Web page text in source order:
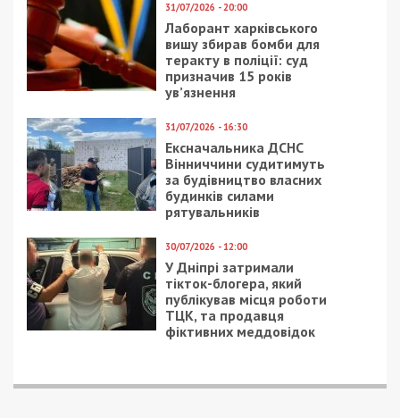
31/07/2026 - 20:00
Лаборант харківського
вишу збирав бомби для
теракту в поліції: суд
призначив 15 років
ув’язнення
31/07/2026 - 16:30
Ексначальника ДСНС
Вінниччини судитимуть
за будівництво власних
будинків силами
рятувальників
30/07/2026 - 12:00
У Дніпрі затримали
тікток-блогера, який
публікував місця роботи
ТЦК, та продавця
фіктивних меддовідок